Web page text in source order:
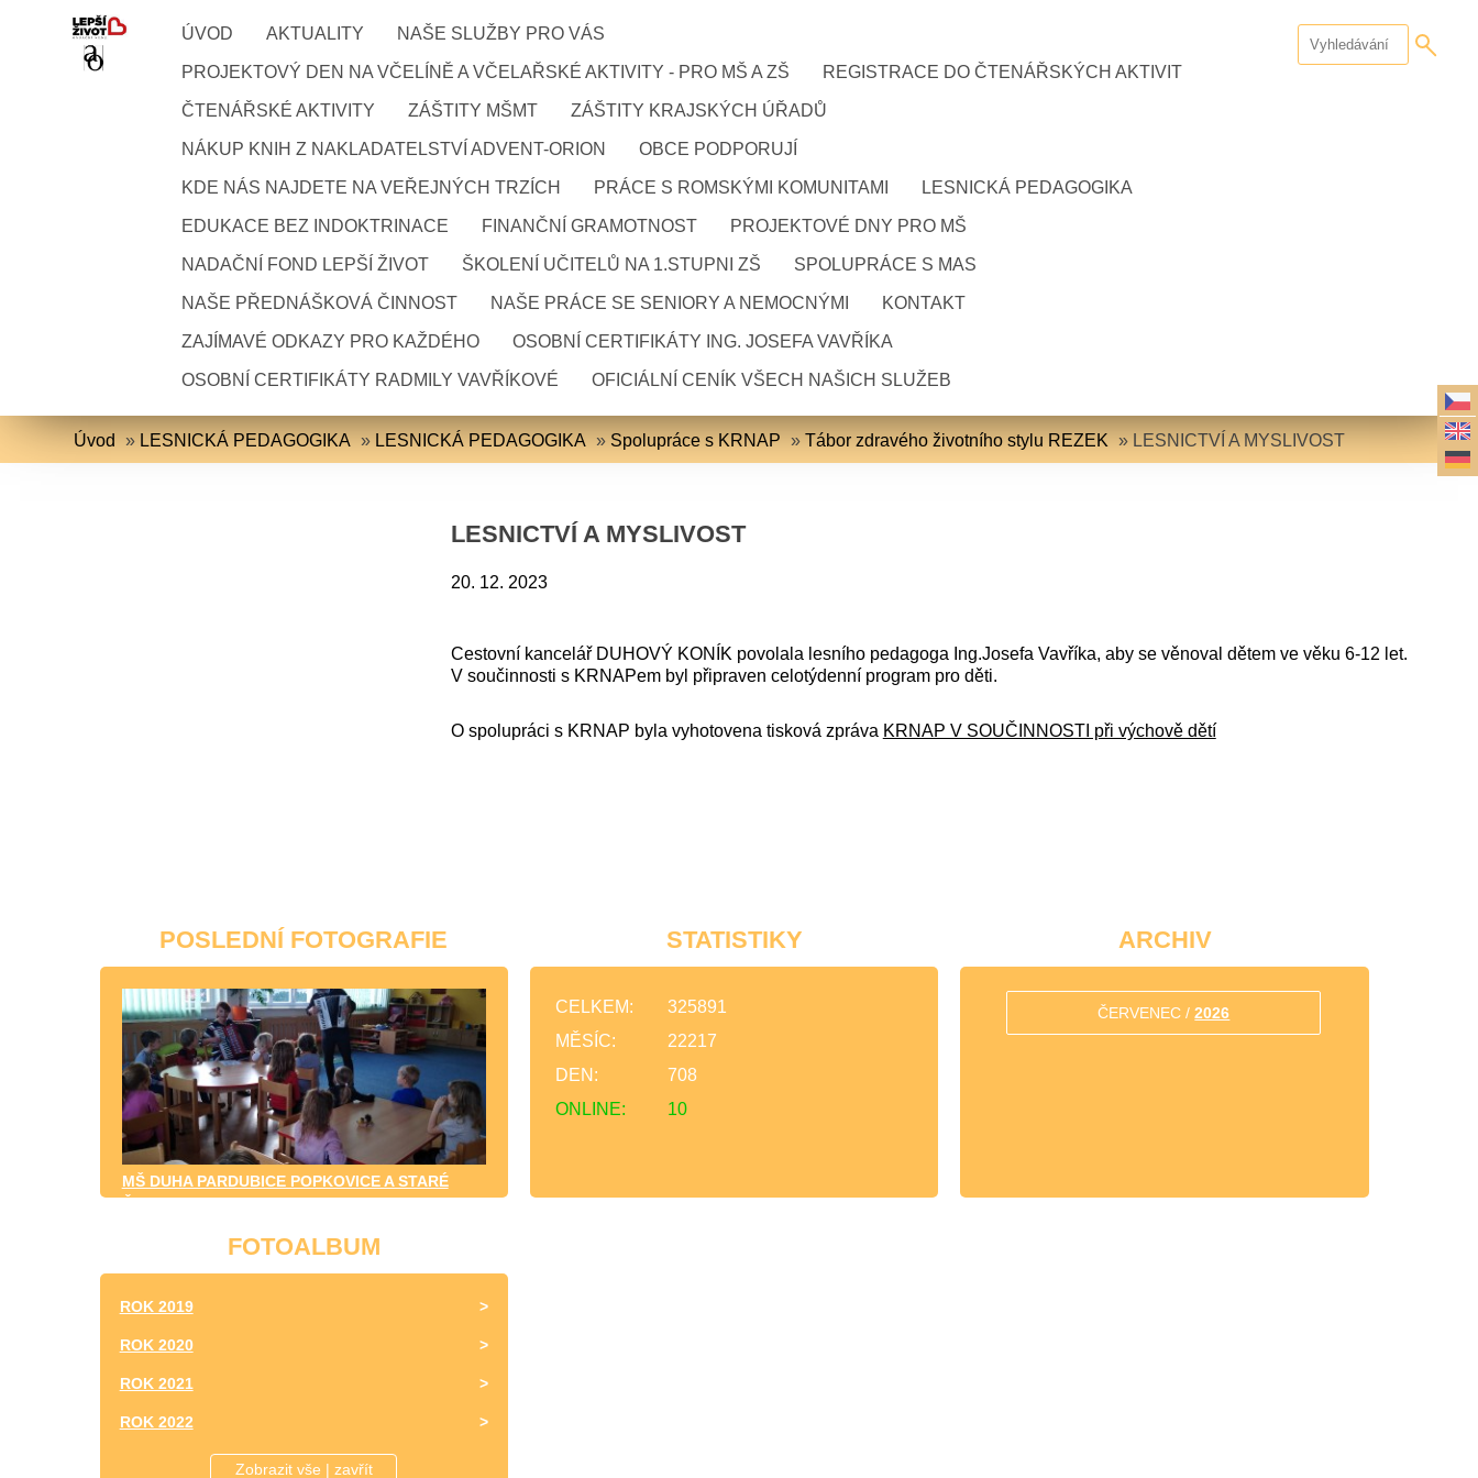
ÚVOD AKTUALITY NAŠE SLUŽBY PRO VÁS
PROJEKTOVÝ DEN NA VČELÍNĚ A VČELAŘSKÉ AKTIVITY - PRO MŠ A ZŠ REGISTRACE DO ČTENÁŘSKÝCH AKTIVIT
ČTENÁŘSKÉ AKTIVITY ZÁŠTITY MŠMT ZÁŠTITY KRAJSKÝCH ÚŘADŮ
NÁKUP KNIH Z NAKLADATELSTVÍ ADVENT-ORION OBCE PODPORUJÍ
KDE NÁS NAJDETE NA VEŘEJNÝCH TRZÍCH PRÁCE S ROMSKÝMI KOMUNITAMI LESNICKÁ PEDAGOGIKA
EDUKACE BEZ INDOKTRINACE FINANČNÍ GRAMOTNOST PROJEKTOVÉ DNY PRO MŠ
NADAČNÍ FOND LEPŠÍ ŽIVOT ŠKOLENÍ UČITELŮ NA 1.STUPNI ZŠ SPOLUPRÁCE S MAS
NAŠE PŘEDNÁŠKOVÁ ČINNOST NAŠE PRÁCE SE SENIORY A NEMOCNÝMI KONTAKT
ZAJÍMAVÉ ODKAZY PRO KAŽDÉHO OSOBNÍ CERTIFIKÁTY ING. JOSEFA VAVŘÍKA
OSOBNÍ CERTIFIKÁTY RADMILY VAVŘÍKOVÉ OFICIÁLNÍ CENÍK VŠECH NAŠICH SLUŽEB
Úvod » LESNICKÁ PEDAGOGIKA » LESNICKÁ PEDAGOGIKA » Spolupráce s KRNAP »Tábor zdravého životního stylu REZEK » LESNICTVÍ A MYSLIVOST
LESNICTVÍ A MYSLIVOST
20. 12. 2023
Cestovní kancelář DUHOVÝ KONÍK povolala lesního pedagoga Ing.Josefa Vavříka, aby se věnoval dětem ve věku 6-12 let.
V součinnosti s KRNAPem byl připraven celotýdenní program pro děti.
O spolupráci s KRNAP byla vyhotovena tisková zpráva KRNAP V SOUČINNOSTI při výchově dětí
POSLEDNÍ FOTOGRAFIE
MŠ DUHA PARDUBICE POPKOVICE A STARÉ
ČIVICE
STATISTIKY
ONLINE: 10
CELKEM:
325891
MĚSÍC:
22217
DEN:
708
ARCHIV
ČERVENEC /2026
FOTOALBUM
ROK 2019
ROK 2020
ROK 2021
ROK 2022
Zobrazit vše | zavřít